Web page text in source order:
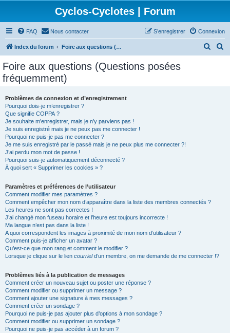
Cyclos-Cyclotes | Forum
FAQ Nous contacter Connexion
S’enregistrer
Index du forum Foire aux questions (Questions posées fréquemment)
Foire aux questions (Questions posées
fréquemment)
Problèmes de connexion et d’enregistrement
Pourquoi dois-je m’enregistrer ?
Que signifie COPPA ?
Je souhaite m’enregistrer, mais je n’y parviens pas !
Je suis enregistré mais je ne peux pas me connecter !
Pourquoi ne puis-je pas me connecter ?
Je me suis enregistré par le passé mais je ne peux plus me connecter ?!
J’ai perdu mon mot de passe !
Pourquoi suis-je automatiquement déconnecté ?
À quoi sert « Supprimer les cookies » ?
Paramètres et préférences de l’utilisateur
Comment modifier mes paramètres ?
Comment empêcher mon nom d’apparaître dans la liste des membres connectés ?
Les heures ne sont pas correctes !
J’ai changé mon fuseau horaire et l’heure est toujours incorrecte !
Ma langue n’est pas dans la liste !
A quoi correspondent les images à proximité de mon nom d’utilisateur ?
Comment puis-je afficher un avatar ?
Qu’est-ce que mon rang et comment le modifier ?
Lorsque je clique sur le lien courrield’un membre, on me demande de me connecter !?
Problèmes liés à la publication de messages
Comment créer un nouveau sujet ou poster une réponse ?
Comment modifier ou supprimer un message ?
Comment ajouter une signature à mes messages ?
Comment créer un sondage ?
Pourquoi ne puis-je pas ajouter plus d’options à mon sondage ?
Comment modifier ou supprimer un sondage ?
Pourquoi ne puis-je pas accéder à un forum ?